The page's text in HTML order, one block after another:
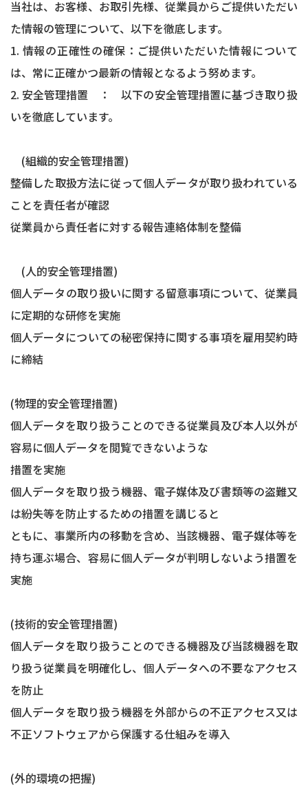
当社は、お客様、お取引先様、従業員からご提供いただい
た情報の管理について、以下を徹底します。
1. 情報の正確性の確保：ご提供いただいた情報について
は、常に正確かつ最新の情報となるよう努めます。
2. 安全管理措置 ： 以下の安全管理措置に基づき取り扱
いを徹底しています。
(組織的安全管理措置)
整備した取扱方法に従って個人データが取り扱われている
ことを責任者が確認
従業員から責任者に対する報告連絡体制を整備
(人的安全管理措置)
個人データの取り扱いに関する留意事項について、従業員
に定期的な研修を実施
個人データについての秘密保持に関する事項を雇用契約時
に締結
(物理的安全管理措置)
個人データを取り扱うことのできる従業員及び本人以外が
容易に個人データを閲覧できないような
措置を実施
個人データを取り扱う機器、電子媒体及び書類等の盗難又
は紛失等を防止するための措置を講じると
ともに、事業所内の移動を含め、当該機器、電子媒体等を
持ち運ぶ場合、容易に個人データが判明しないよう措置を
実施
(技術的安全管理措置)
個人データを取り扱うことのできる機器及び当該機器を取
り扱う従業員を明確化し、個人データへの不要なアクセス
を防止
個人データを取り扱う機器を外部からの不正アクセス又は
不正ソフトウェアから保護する仕組みを導入
(外的環境の把握)